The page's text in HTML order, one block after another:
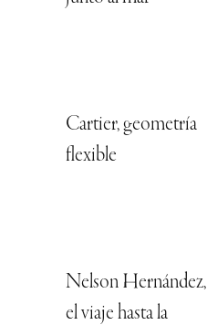
Cartier, geometría
flexible
Nelson Hernández,
el viaje hasta la